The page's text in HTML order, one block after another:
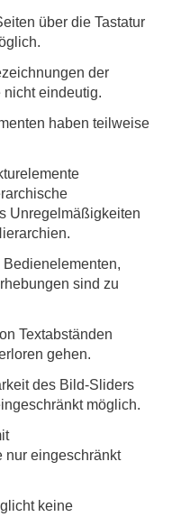
über die Tastatur
der
eindeutig.
haben teilweise
Unregelmäßigkeiten
Bedienelementen,
sind zu
Textabständen
gehen.
des Bild-Sliders
möglich.
nur eingeschränkt
keine